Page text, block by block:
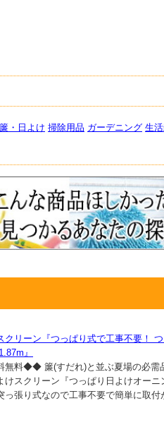
簾・日よけ 掃除用品 ガーデニング 生
クリーン『つっぱり式で工事不要！
』
料◆◆ 簾(すだれ)と並ぶ夏場の必需
けスクリーン『つっぱり日よけオー
っ張り式なので工事不要で簡単に取